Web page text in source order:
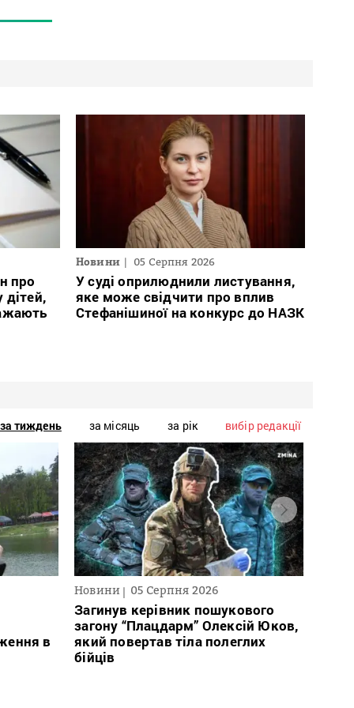
про
Новини 05 Серпня 2026
У суді оприлюднили листування,
яке може свідчити про вплив
Стефанішиної на конкурс до НАЗК
за тиждень за місяць за рік вибір редакції
в
Новини 05 Серпня 2026
Загинув керівник пошукового
загону “Плацдарм” Олексій Юков,
який повертав тіла полеглих
бійців